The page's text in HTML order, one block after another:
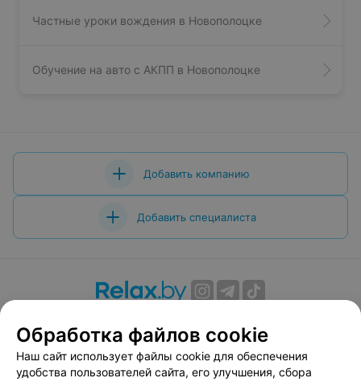
Частные уроки вождения в Новополоцке
Обучение на авто с АКПП в Новополоцке
Добавить компанию
Добавить специалиста
Вакансии
Публичный договор
Способы оплаты
Публичный договор по использованию сервиса
«Афиша»
Обработка файлов cookie
Наш сайт использует файлы cookie для обеспечения
удобства пользователей сайта, его улучшения, сбора